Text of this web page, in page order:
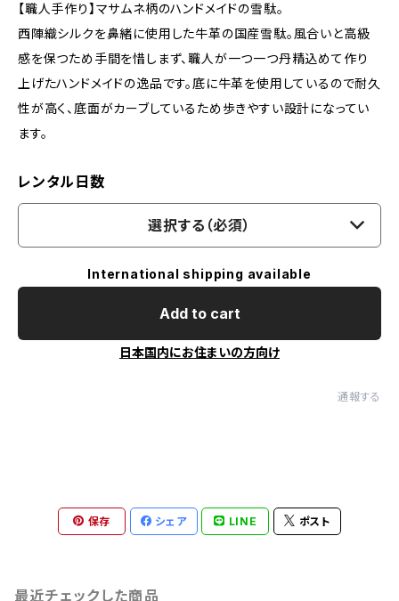
【職人手作り】マサムネ柄のハンドメイドの雪駄。
西陣織シルクを鼻緒に使用した牛革の国産雪駄。風合いと高級
感を保つため手間を惜しまず、職人が一つ一つ丹精込めて作り
上げたハンドメイドの逸品です。底に牛革を使用しているので耐久
性が高く、底面がカーブしているため歩きやすい設計になってい
ます。
レンタル日数
選択する（必須）
International shipping available
Add to cart
日本国内にお住まいの方向け
通報する
保存 シェア LINE ポスト
最近チェックした商品